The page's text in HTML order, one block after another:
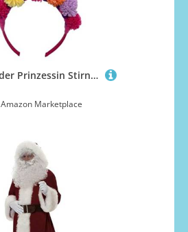
Yzdysg Kinder Prinzessin Stirnbänder Party Tragen Tulle Kopfbedeckung Für Musikfestivals Foto Requisiten Für Halloween Fotografie Baby Girl Hair Accessoire
Amazon Marketplace